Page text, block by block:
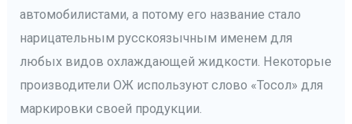
автомобилистами, а потому его название стало
нарицательным русскоязычным именем для
любых видов охлаждающей жидкости. Некоторые
производители ОЖ используют слово «Тосол» для
маркировки своей продукции.